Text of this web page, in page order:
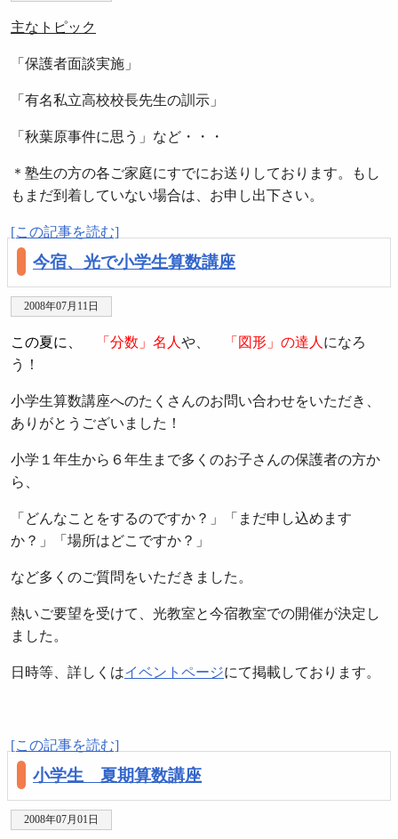
主なトピック
「保護者面談実施」
「有名私立高校校長先生の訓示」
「秋葉原事件に思う」など・・・
＊塾生の方の各ご家庭にすでにお送りしております。もし
もまだ到着していない場合は、お申し出下さい。
[この記事を読む]
今宿、光で小学生算数講座
2008年07月11日
この夏に、 「分数」名人 や、 「図形」の達人 になろ
う！
小学生算数講座へのたくさんのお問い合わせをいただき、
ありがとうございました！
小学１年生から６年生まで多くのお子さんの保護者の方か
ら、
「どんなことをするのですか？」「まだ申し込めます
か？」「場所はどこですか？」
など多くのご質問をいただきました。
熱いご要望を受けて、光教室と今宿教室での開催が決定し
ました。
日時等、詳しくはイベントページにて掲載しております。
[この記事を読む]
小学生 夏期算数講座
2008年07月01日